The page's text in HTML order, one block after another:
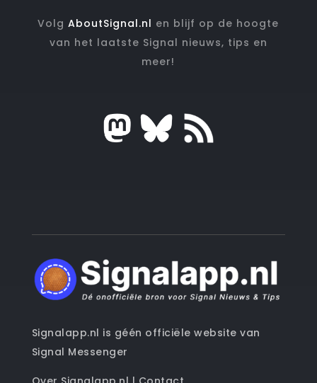
VolgAboutSignal.nl en blijf op de hoogte
van het laatste Signal nieuws, tips en
meer!
Signalapp.nl is géén officiële website van
Signal Messenger